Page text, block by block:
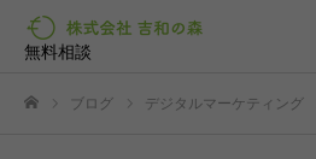
無料相談
ブログ デジタルマーケティング